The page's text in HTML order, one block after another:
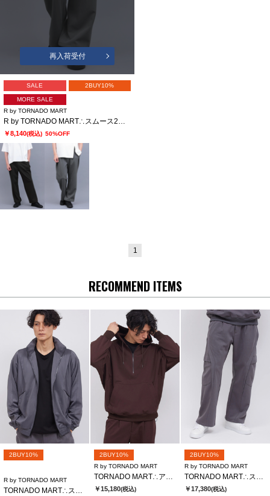
再入荷受付
SALE 2BUY10%
MORE SALE
R by TORNADO MART
￥8,140(税込) 50%OFF
1
RECOMMEND ITEMS
2BUY10%
R by TORNADO MART
TORNADO MART∴スラントパネルオーバーサイズブルゾン
2BUY10%
R by TORNADO MART
TORNADO MART∴アーチボリュームハーフZIPフーディー
￥15,180(税込)
2BUY10%
R by TORNADO MART
TORNADO MART∴スラッシュワイドカーゴパンツ
￥17,380(税込)